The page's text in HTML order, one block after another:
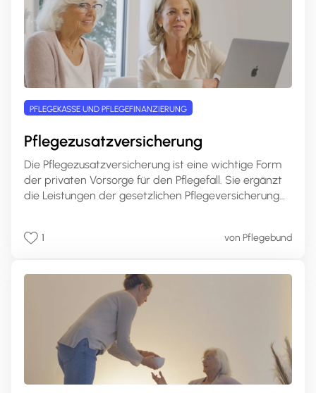
PFLEGEKASSE UND PFLEGEFINANZIERUNG
Pflegezusatzversicherung
Die Pflegezusatzversicherung ist eine wichtige Form
der privaten Vorsorge für den Pflegefall. Sie ergänzt
die Leistungen der gesetzlichen Pflegeversicherung
Sie alles Wichtige rund um die
und wie Sie die passende Police für Ihre Bedürfnisse
1 von Pflegebund